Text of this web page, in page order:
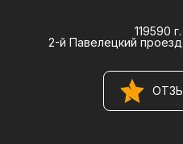
119590
2-й Павелецкий